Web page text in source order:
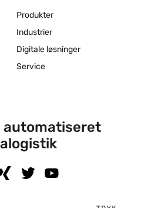
Produkter
Industrier
Digitale løsninger
Service
automatiseret